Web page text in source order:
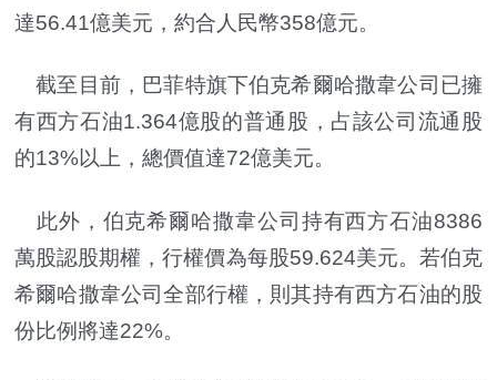
達56.41億美元，約合人民幣358億元。
截至目前，巴菲特旗下伯克希爾哈撒韋公司已擁
有西方石油1.364億股的普通股，占該公司流通股
的13%以上，總價值達72億美元。
此外，伯克希爾哈撒韋公司持有西方石油8386
萬股認股期權，行權價為每股59.624美元。若伯克
希爾哈撒韋公司全部行權，則其持有西方石油的股
份比例將達22%。